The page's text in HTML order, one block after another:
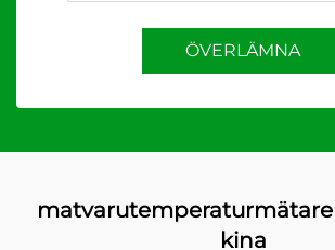
ÖVERLÄMNA
kina